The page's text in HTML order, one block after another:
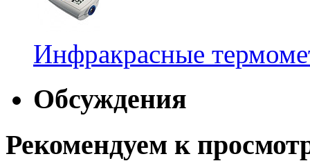
Инфракрасные
Обсуждения
Рекомендуем к